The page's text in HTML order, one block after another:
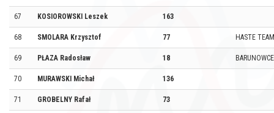
67 KOSIOROWSKI Leszek 163
68 SMOLARA Krzysztof 77 HASTE TEAM
69 PŁAZA Radosław 18 BARUNOWCE
70 MURAWSKI Michał 136
71 GROBELNY Rafał 73